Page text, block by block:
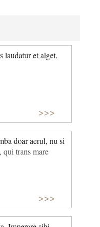
laudatur et alget.
>>>
doar aerul, nu si
qui trans mare
>>>